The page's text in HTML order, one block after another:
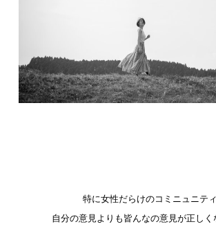
特に女性だらけのコミニュニテ
自分の意見よりも皆んなの意見が正しく